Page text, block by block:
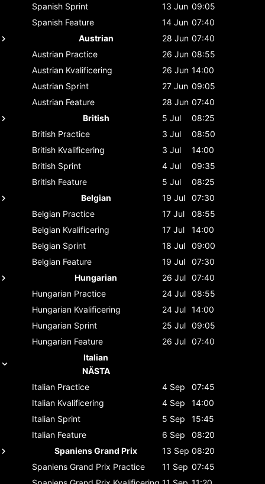
Spanish Sprint 13 Jun 09:05
Spanish Feature 14 Jun 07:40
Austrian
28 Jun 07:40
Austrian Practice 26 Jun 08:55
Austrian Kvalificering 26 Jun 14:00
Austrian Sprint 27 Jun 09:05
Austrian Feature 28 Jun 07:40
British
5 Jul
08:25
British Practice 3 Jul
08:50
British Kvalificering 3 Jul
14:00
British Sprint 4 Jul
09:35
British Feature 5 Jul
08:25
Belgian
19 Jul
07:30
Belgian Practice 17 Jul
08:55
Belgian Kvalificering 17 Jul
14:00
Belgian Sprint 18 Jul
09:00
Belgian Feature 19 Jul
07:30
Hungarian
26 Jul 07:40
Hungarian Practice 24 Jul 08:55
Hungarian Kvalificering 24 Jul 14:00
Hungarian Sprint 25 Jul 09:05
Hungarian Feature 26 Jul 07:40
Italian
NÄSTA
Italian Practice 4 Sep
07:45
Italian Kvalificering 4 Sep
14:00
Italian Sprint 5 Sep
15:45
Italian Feature 6 Sep
08:20
Spaniens Grand Prix
13 Sep 08:20
Spaniens Grand Prix Practice 11 Sep 07:45